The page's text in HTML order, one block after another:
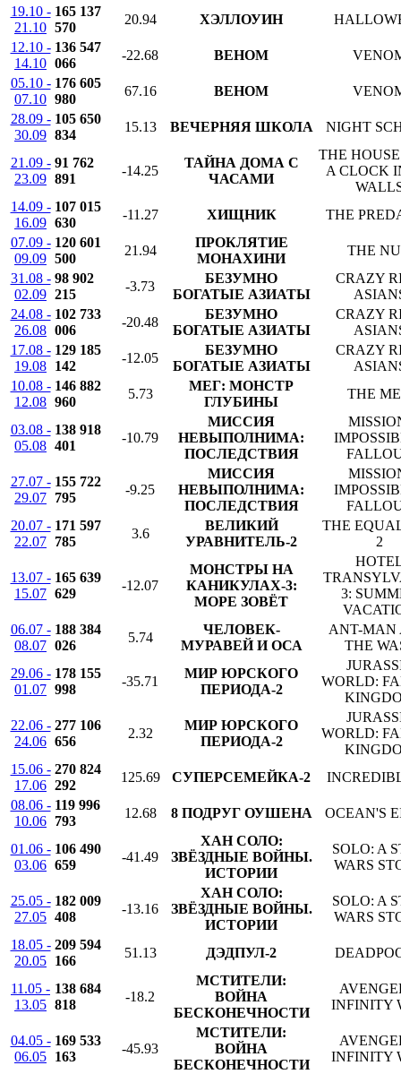
19.10 -
21.10
165 137
570
20.94 ХЭЛЛОУИН
12.10 -
14.10
136 547
066
-22.68 ВЕНОМ
05.10 -
07.10
176 605
980
67.16 ВЕНОМ
28.09 -
30.09
105 650
834
15.13 ВЕЧЕРНЯЯ ШКОЛА NIGHT
21.09 -
23.09
91 762
891
-14.25
ТАЙНА ДОМА С
ЧАСАМИ
THE
A CLOCK
14.09 -
16.09
107 015
630
-11.27 ХИЩНИК
THE
07.09 -
09.09
120 601
500
21.94
ПРОКЛЯТИЕ
МОНАХИНИ
THE
31.08 -
02.09
98 902
215
-3.73
БЕЗУМНО
БОГАТЫЕ АЗИАТЫ
CRAZY
24.08 -
26.08
102 733
006
-20.48
БЕЗУМНО
БОГАТЫЕ АЗИАТЫ
CRAZY
17.08 -
19.08
129 185
142
-12.05
БЕЗУМНО
БОГАТЫЕ АЗИАТЫ
CRAZY
10.08 -
12.08
146 882
960
5.73
МЕГ: МОНСТР
ГЛУБИНЫ
THE
03.08 -
05.08
138 918
401
-10.79
МИССИЯ
НЕВЫПОЛНИМА:
ПОСЛЕДСТВИЯ
27.07 -
29.07
155 722
795
-9.25
МИССИЯ
НЕВЫПОЛНИМА:
ПОСЛЕДСТВИЯ
20.07 -
22.07
171 597
785
3.6
ВЕЛИКИЙ
УРАВНИТЕЛЬ-2
THE
2
13.07 -
15.07
165 639
629
-12.07
МОНСТРЫ НА
КАНИКУЛАХ-3:
МОРЕ ЗОВЁТ
3:
06.07 -
08.07
188 384
026
5.74
ЧЕЛОВЕК-
МУРАВЕЙ И ОСА
ANT-MAN
THE
29.06 -
01.07
178 155
998
-35.71
МИР ЮРСКОГО
ПЕРИОДА-2
WORLD:
22.06 -
24.06
277 106
656
2.32
МИР ЮРСКОГО
ПЕРИОДА-2
WORLD:
15.06 -
17.06
270 824
292
125.69 СУПЕРСЕМЕЙКА-2
08.06 -
10.06
119 996
793
12.68 8 ПОДРУГ ОУШЕНА OCEAN'S
01.06 -
03.06
106 490
659
-41.49
ХАН СОЛО:
ЗВЁЗДНЫЕ ВОЙНЫ.
ИСТОРИИ
SOLO: A
WARS
25.05 -
27.05
182 009
408
-13.16
ХАН СОЛО:
ЗВЁЗДНЫЕ ВОЙНЫ.
ИСТОРИИ
SOLO: A
WARS
18.05 -
20.05
209 594
166
51.13 ДЭДПУЛ-2
11.05 -
13.05
138 684
818
-18.2
МСТИТЕЛИ:
ВОЙНА
БЕСКОНЕЧНОСТИ
INFINITY
04.05 -
06.05
169 533
163
-45.93
МСТИТЕЛИ:
ВОЙНА
БЕСКОНЕЧНОСТИ
INFINITY